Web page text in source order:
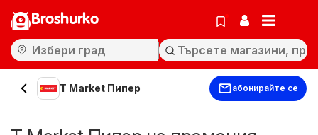
Broshurko
T Market Пипер абонирайте се